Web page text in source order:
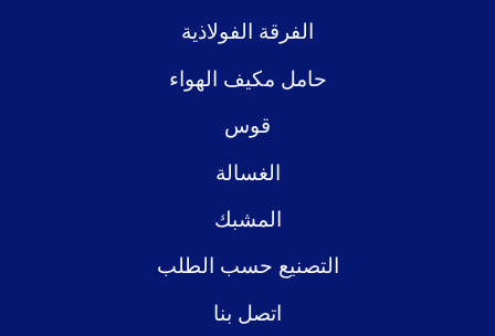
الفرقة الفولاذية
حامل مكيف الهواء
الغسالة
المشبك
التصنيع حسب الطلب
اتصل بنا